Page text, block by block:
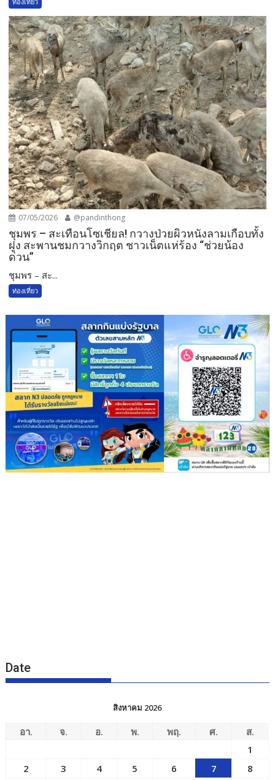
07/05/2026 @pandinthong
ชุมพร – สะเทือนโซเชียล! กวางป่วยผิวหนังลามเกือบทั้ง
ฝูง สะพานชมกวางวิกฤต ชาวเน็ตแห่ร้อง “ช่วยน้อง
ด่วน”
ชุมพร – สะ...
ท่องเที่ยว
Date
สิงหาคม 2026
อา. จ. อ. พ. พฤ. ศ.
ส.
1
2
3 4 5 6 7
8